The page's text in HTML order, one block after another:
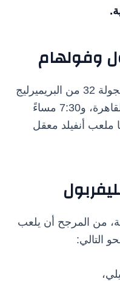
وفولهام
تنطلق المباراة ضمن منافسات الجولة 32 من البريميرليج
عند الساعة 6:30 مساءً بتوقيت القاهرة، و7:30 مساءً
ملعب أنفيلد معقل
من المرجح أن يلعب